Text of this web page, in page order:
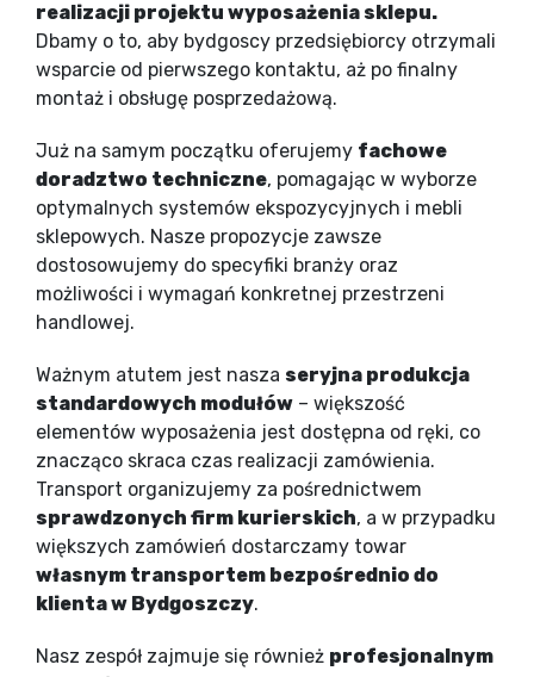
realizacji projektu wyposażenia sklepu.
Dbamy o to, aby bydgoscy przedsiębiorcy otrzymali
wsparcie od pierwszego kontaktu, aż po finalny
montaż i obsługę posprzedażową.
Już na samym początku oferujemy fachowe
doradztwo techniczne, pomagając w wyborze
optymalnych systemów ekspozycyjnych i mebli
sklepowych. Nasze propozycje zawsze
dostosowujemy do specyfiki branży oraz
możliwości i wymagań konkretnej przestrzeni
handlowej.
Ważnym atutem jest nasza seryjna produkcja
standardowych modułów – większość
elementów wyposażenia jest dostępna od ręki, co
znacząco skraca czas realizacji zamówienia.
Transport organizujemy za pośrednictwem
sprawdzonych firm kurierskich, a w przypadku
większych zamówień dostarczamy towar
własnym transportem bezpośrednio do
klienta w Bydgoszczy.
Nasz zespół zajmuje się również profesjonalnym